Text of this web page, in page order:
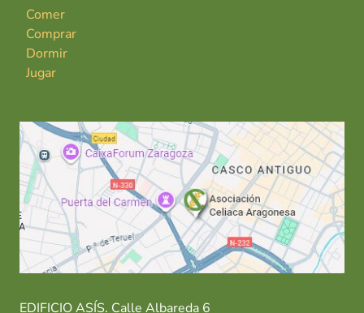
Comer
Comprar
Dormir
Jugar
EDIFICIO ASÍS. Calle Albareda 6